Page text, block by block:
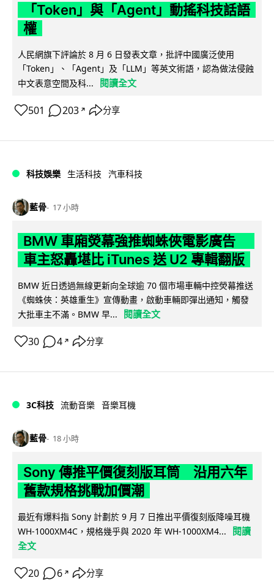
「Token」與「Agent」動搖科技話語
權
人民網旗下評論於 8 月 6 日發表文章，批評中國廣泛使用
「Token」、「Agent」及「LLM」等英文術語，認為做法侵蝕
中文表意空間及科...
閱讀全文
501 203 ↗ 分享
科技娛樂 生活科技 汽車科技
藍骨 17 小時
BMW 車廂熒幕強推蜘蛛俠電影廣告
車主怒轟堪比 iTunes 送 U2 專輯翻版
BMW 近日透過無線更新向全球逾 70 個市場車輛中控熒幕推送
《蜘蛛俠：英雄重生》宣傳動畫，啟動車輛即彈出通知，觸發
大批車主不滿。BMW 早...
閱讀全文
30 4 ↗ 分享
3C科技 流動音樂 音樂耳機
藍骨 18 小時
Sony 傳推平價復刻版耳筒 沿用六年
舊款規格挑戰加價潮
最近有爆料指 Sony 計劃於 9 月 7 日推出平價復刻版降噪耳機
WH-1000XM4C，規格幾乎與 2020 年 WH-1000XM4...
閱讀
全文
20 6 ↗ 分享